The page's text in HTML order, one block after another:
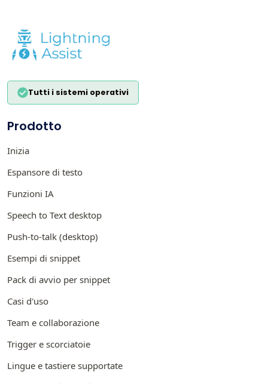
Tutti i sistemi operativi
Prodotto
Inizia
Espansore di testo
Funzioni IA
Speech to Text desktop
Push-to-talk (desktop)
Esempi di snippet
Pack di avvio per snippet
Casi d'uso
Team e collaborazione
Trigger e scorciatoie
Lingue e tastiere supportate